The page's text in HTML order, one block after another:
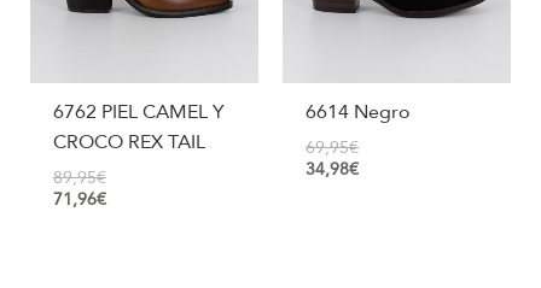
6762 PIEL CAMEL Y
CROCO REX TAIL
89,95€
71,96€
6614 Negro
69,95€
34,98€